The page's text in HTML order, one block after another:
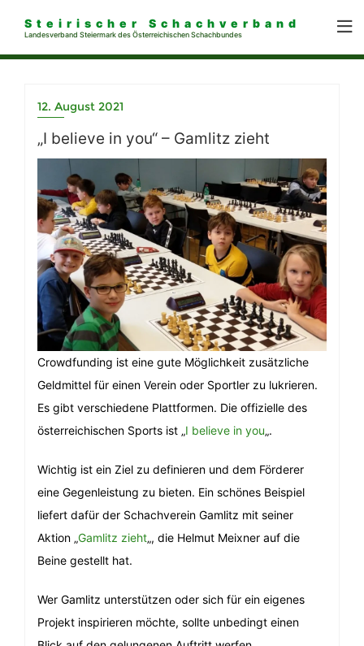
Steirischer Schachverband
Landesverband Steiermark des Österreichischen Schachbundes
12. August 2021
„I believe in you“ – Gamlitz zieht
Crowdfunding ist eine gute Möglichkeit zusätzliche
Geldmittel für einen Verein oder Sportler zu lukrieren.
Es gibt verschiedene Plattformen. Die offizielle des
österreichischen Sports ist „I believe in you„.
Wichtig ist ein Ziel zu definieren und dem Förderer
eine Gegenleistung zu bieten. Ein schönes Beispiel
liefert dafür der Schachverein Gamlitz mit seiner
Aktion „Gamlitz zieht„, die Helmut Meixner auf die
Beine gestellt hat.
Wer Gamlitz unterstützen oder sich für ein eigenes
Projekt inspirieren möchte, sollte unbedingt einen